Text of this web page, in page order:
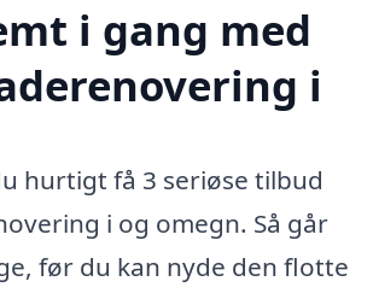
i gang med
i
hurtigt få 3 seriøse tilbud
i og omegn. Så går
før du kan nyde den flotte